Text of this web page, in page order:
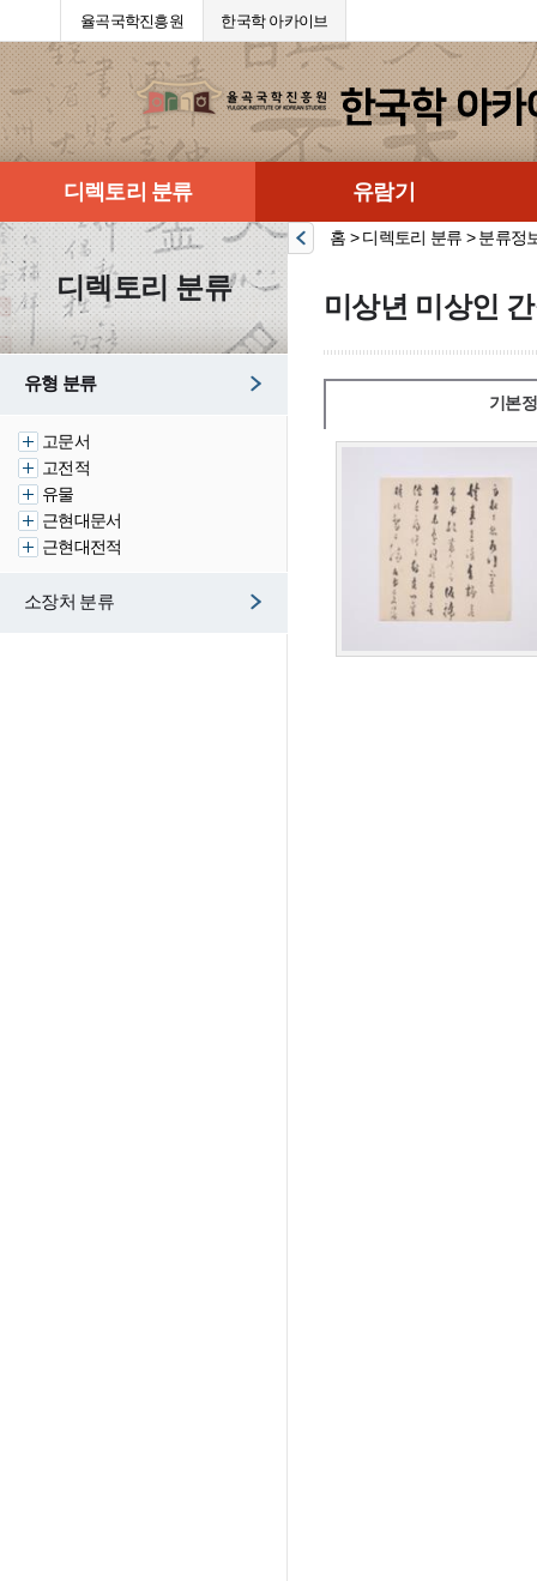
율곡국학진흥원 한국학 아카이브
디렉토리 분류 유람기
디렉토리 분류
유형 분류
고문서
고전적
유물
근현대문서
근현대전적
소장처 분류
홈 > 디렉토리 분류 > 분류정
미상년 미상인
기본